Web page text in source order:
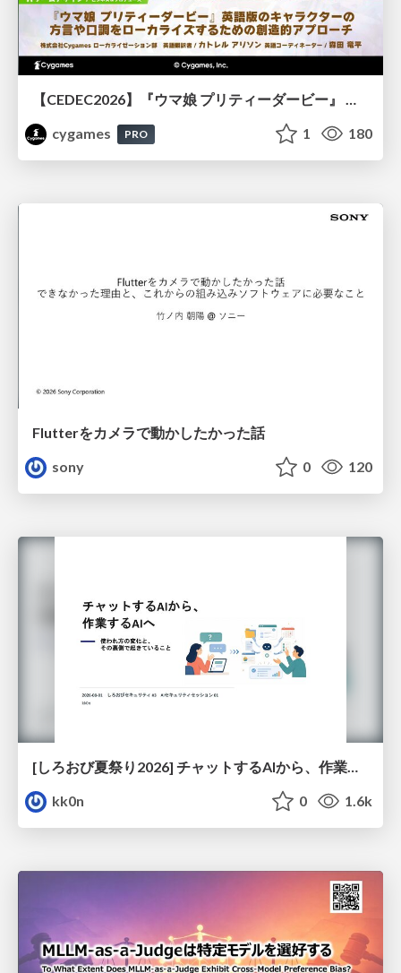
【CEDEC2026】『ウマ娘 プリティーダービー』 英語版のキャラクターの方言や口調をローカライズするための創造的アプローチ
cygames
PRO 1 180
Flutterをカメラで動かしたかった話
sony
0 120
kk0n
0 1.6k